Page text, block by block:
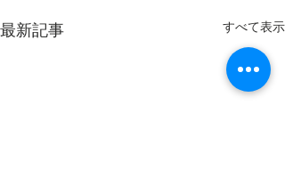
最新記事 すべて表示